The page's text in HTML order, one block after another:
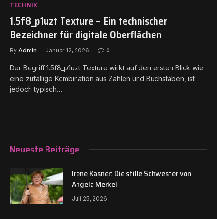
TECHNIK
1.5f8_p1uzt Texture – Ein technischer
Bezeichner für digitale Oberflächen
By Admin Januar 12, 2026 0
Der Begriff 1.5f8_p1uzt Texture wirkt auf den ersten Blick wie
eine zufällige Kombination aus Zahlen und Buchstaben, ist
jedoch typisch…
Neueste Beiträge
Irene Kasner: Die stille Schwester von
Angela Merkel
Juli 25, 2026